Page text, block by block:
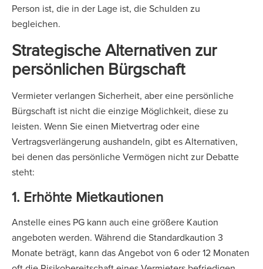
Person ist, die in der Lage ist, die Schulden zu
begleichen.
Strategische Alternativen zur
persönlichen Bürgschaft
Vermieter verlangen Sicherheit, aber eine persönliche
Bürgschaft ist nicht die einzige Möglichkeit, diese zu
leisten. Wenn Sie einen Mietvertrag oder eine
Vertragsverlängerung aushandeln, gibt es Alternativen,
bei denen das persönliche Vermögen nicht zur Debatte
steht:
1. Erhöhte Mietkautionen
Anstelle eines PG kann auch eine größere Kaution
angeboten werden. Während die Standardkaution 3
Monate beträgt, kann das Angebot von 6 oder 12 Monaten